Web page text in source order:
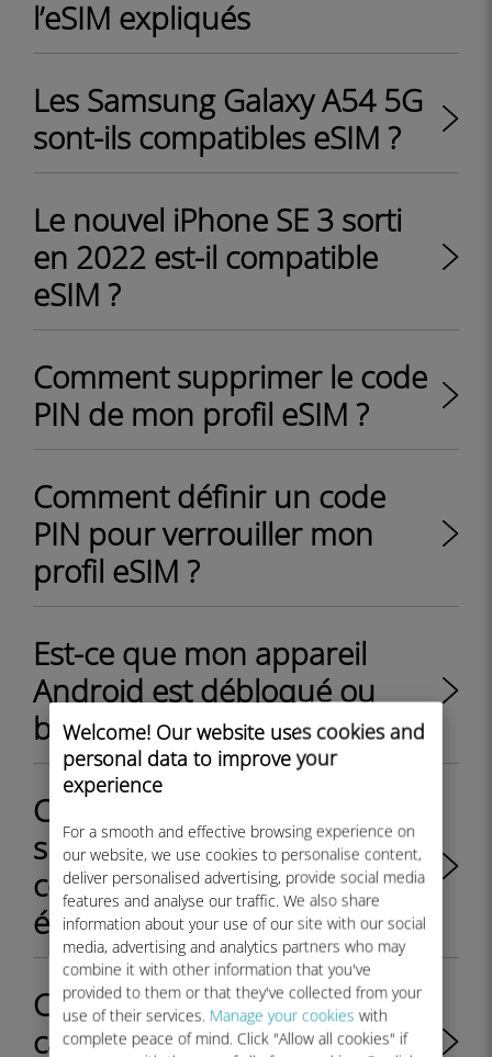
Welcome! Our website uses cookies and
personal data to improve your
experience
For a smooth and effective browsing experience on
our website, we use cookies to personalise content,
deliver personalised advertising, provide social media
features and analyse our traffic. We also share
information about your use of our site with our social
media, advertising and analytics partners who may
combine it with other information that you've
provided to them or that they've collected from your
use of their services. Manage your cookies with
complete peace of mind. Click "Allow all cookies" if
l’eSIM expliqués
Les Samsung Galaxy A54 5G
sont-ils compatibles eSIM ?
Le nouvel iPhone SE 3 sorti
en 2022 est-il compatible
eSIM ?
Comment supprimer le code
PIN de mon profil eSIM ?
Comment définir un code
PIN pour verrouiller mon
profil eSIM ?
Est-ce que mon appareil
Android est débloqué ou
bloqué par mon opérateur?
Comment installer une eSIM
sur un iPhone : guide
complet de configuration
étape par étape
Comment basculer entre la
carte SIM physique et le